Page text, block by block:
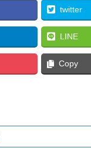
twitter
LINE
Copy